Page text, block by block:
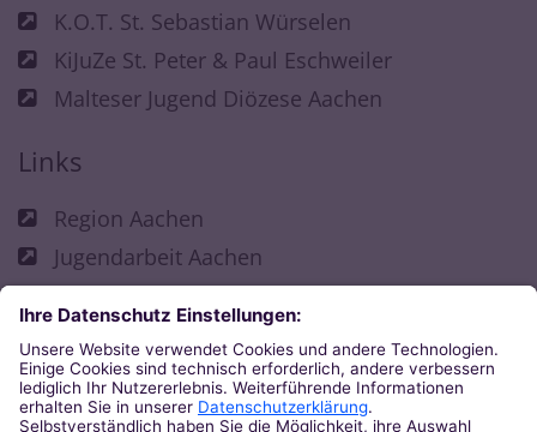
K.O.T. St. Sebastian Würselen
KiJuZe St. Peter & Paul Eschweiler
Malteser Jugend Diözese Aachen
Links
Region Aachen
Jugendarbeit Aachen
Fachbereich Kirchliche Jugendarbeit